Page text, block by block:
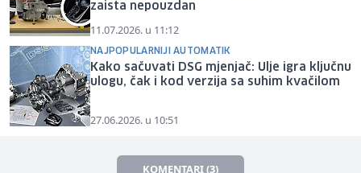
zaista nepouzdan
11.07.2026. u 11:12
NAJPOPULARNIJI AUTOMATIK
Kako sačuvati DSG mjenjač: Ulje igra ključnu
ulogu, čak i kod verzija sa suhim kvačilom
27.06.2026. u 10:51
KOMENTARI (3)